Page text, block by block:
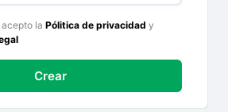
la Pólitica de privacidad y
Crear